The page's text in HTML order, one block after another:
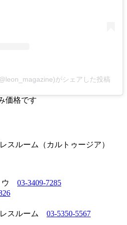
がシェアした投稿
価格です
スルーム（カルトゥージア）
ウ 03-3409-7285
レスルーム 03-5350-5567